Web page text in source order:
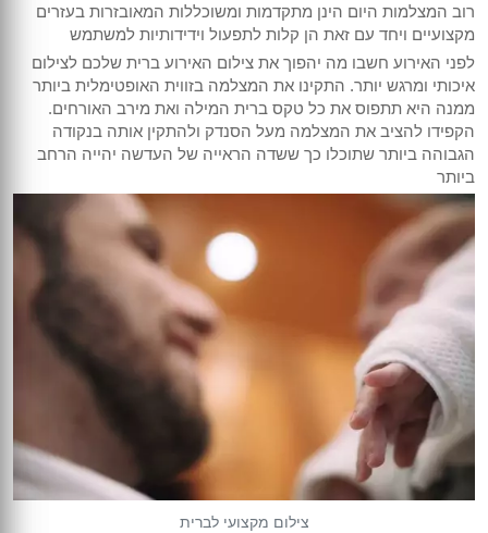
רוב המצלמות היום הינן מתקדמות ומשוכללות המאובזרות בעזרים
מקצועיים ויחד עם זאת הן קלות לתפעול וידידותיות למשתמש
לפני האירוע חשבו מה יהפוך את צילום האירוע ברית שלכם לצילום
איכותי ומרגש יותר. התקינו את המצלמה בזווית האופטימלית ביותר
ממנה היא תתפוס את כל טקס ברית המילה ואת מירב האורחים.
הקפידו להציב את המצלמה מעל הסנדק ולהתקין אותה בנקודה
הגבוהה ביותר שתוכלו כך ששדה הראייה של העדשה יהייה הרחב
ביותר
צילום מקצועי לברית